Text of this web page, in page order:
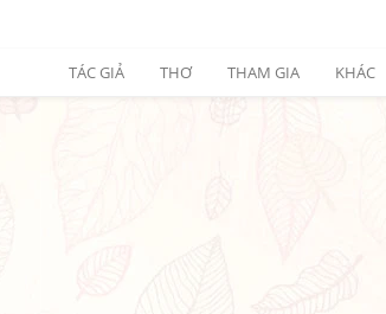
TÁC GIẢ THƠ THAM GIA KHÁC